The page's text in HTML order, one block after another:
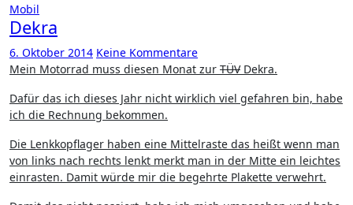
Mobil
Dekra
6. Oktober 2014 Keine Kommentare
Mein Motorrad muss diesen Monat zur TÜVDekra.
Dafür das ich dieses Jahr nicht wirklich viel gefahren bin, habe
ich die Rechnung bekommen.
Die Lenkkopflager haben eine Mittelraste das heißt wenn man
von links nach rechts lenkt merkt man in der Mitte ein leichtes
einrasten. Damit würde mir die begehrte Plakette verwehrt.